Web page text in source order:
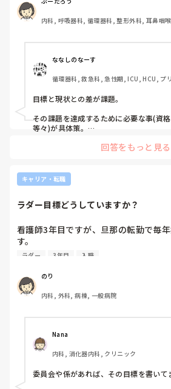
なくなってきました。分かりやすく教
内科, 呼吸器科, 循環器科, 整形外科, 耳鼻咽
ななしのなーす
循環器科, 救急科, 急性期, ICU, HCU, プ
目標と現状との差が課題。
その課題を達成するために必要な事(資
等々)が具体策。
その具体策をいつまでにやるのか、時系
ですかね？
記入にあたっての書き方などはありませ
回答をもっと見る
キャリア・転職
ラダー目標どうしていますか？
看護師3年目ですが、旦那の転勤で毎
す。
入職して夜勤もすぐには出来ませんし
ラダーや個人の目標がいつもチームメ
しまい、内容に悩んでいます。
ラダー 3年目 入職
のり
内科, 外科, 病棟, 一般病院
Nana
内科, 消化器内科, クリニック
委員会や係があれば、その目標を書いて